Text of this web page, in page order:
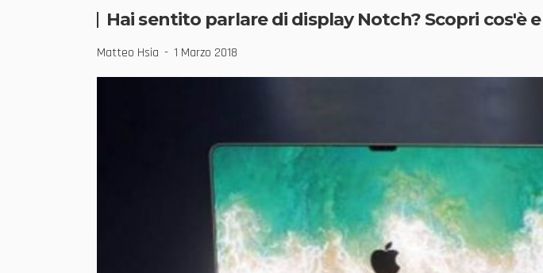
Hai sentito parlare di display Notch? Scopri
Matteo Hsia 1 Marzo 2018